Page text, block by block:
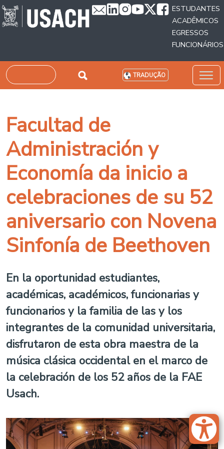
Passar para o conteúdo principal
ESTUDANTES
ACADÊMICOS
EGRESSOS
FUNCIONÁRIOS
Pesquisar TRADUÇÃO
Facultad de
Administración y
Economía da inicio a
celebraciones de su 52
aniversario con Novena
Sinfonía de Beethoven
En la oportunidad estudiantes,
académicas, académicos, funcionarias y
funcionarios y la familia de las y los
integrantes de la comunidad universitaria,
disfrutaron de esta obra maestra de la
música clásica occidental en el marco de
la celebración de los 52 años de la FAE
Usach.